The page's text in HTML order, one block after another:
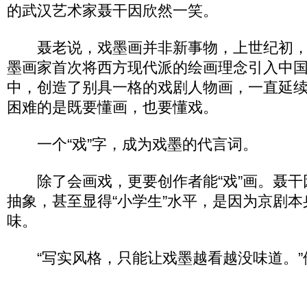
的武汉艺术家聂干因欣然一笑。
聂老说，戏墨画并非新事物，上世纪初
墨画家首次将西方现代派的绘画理念引入中
中，创造了别具一格的戏剧人物画，一直延
困难的是既要懂画，也要懂戏。
一个“戏”字，成为戏墨的代言词。
除了会画戏，更要创作者能“戏”画。聂干
抽象，甚至显得“小学生”水平，是因为京剧
味。
“写实风格，只能让戏墨越看越没味道。”